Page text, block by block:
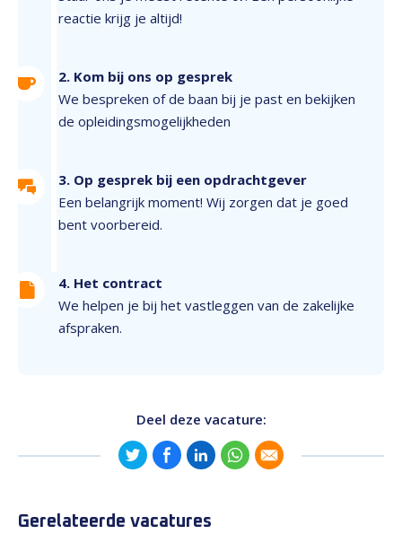
reactie krijg je altijd!
2. Kom bij ons op gesprek
We bespreken of de baan bij je past en bekijken
de opleidingsmogelijkheden
3. Op gesprek bij een opdrachtgever
Een belangrijk moment! Wij zorgen dat je goed
bent voorbereid.
4. Het contract
We helpen je bij het vastleggen van de zakelijke
afspraken.
Deel deze vacature:
Gerelateerde vacatures